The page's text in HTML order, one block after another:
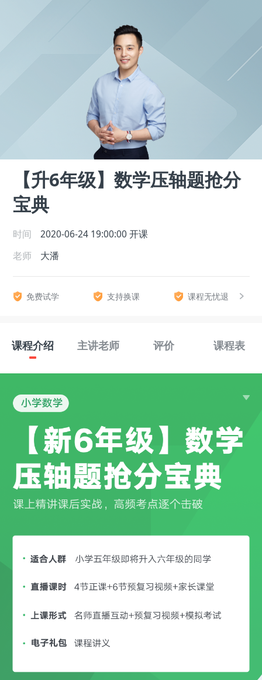
【升6年级】数学压轴题抢分
宝典
时间 2020-06-24 19:00:00 开课
老师
大潘
免费试学 支持换课 课程无忧退
课程介绍 主讲老师 评价 课程表